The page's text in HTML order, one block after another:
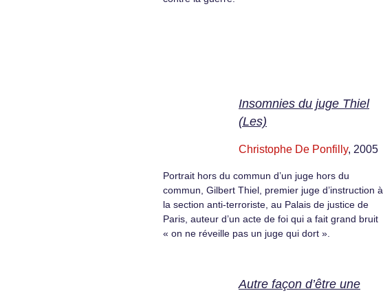
Insomnies du juge Thiel
(Les)
Christophe De Ponfilly, 2005
Portrait hors du commun d’un juge hors du
commun, Gilbert Thiel, premier juge d’instruction à
la section anti-terroriste, au Palais de justice de
Paris, auteur d’un acte de foi qui a fait grand bruit
« on ne réveille pas un juge qui dort ».
Autre façon d’être une